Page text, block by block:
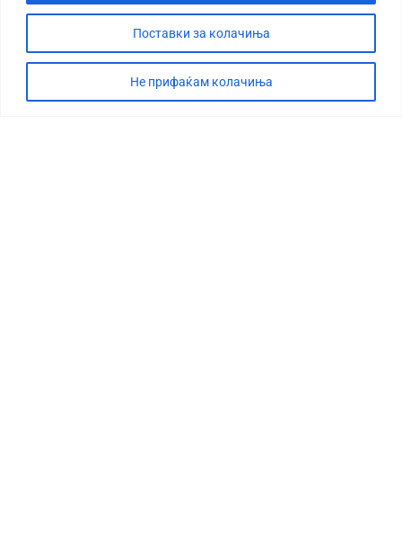
Поставки за колачиња
Не прифаќам колачиња